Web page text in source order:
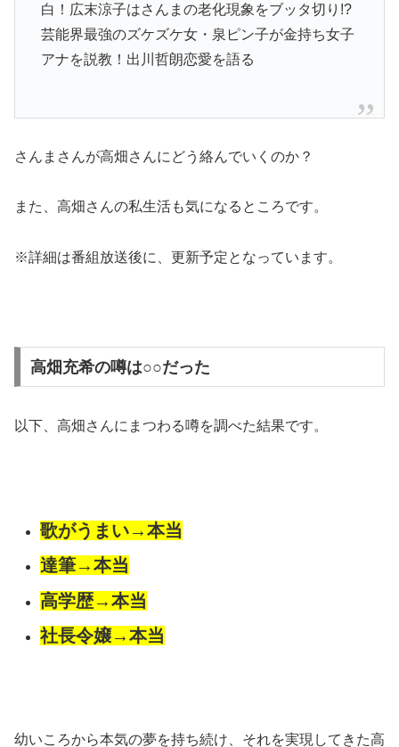
白！広末涼子はさんまの老化現象をブッタ切り!?
芸能界最強のズケズケ女・泉ピン子が金持ち女子
アナを説教！出川哲朗恋愛を語る
さんまさんが高畑さんにどう絡んでいくのか？
また、高畑さんの私生活も気になるところです。
※詳細は番組放送後に、更新予定となっています。
高畑充希の噂は○○だった
以下、高畑さんにまつわる噂を調べた結果です。
歌がうまい→本当
達筆→本当
高学歴→本当
社長令嬢→本当
幼いころから本気の夢を持ち続け、それを実現してきた高